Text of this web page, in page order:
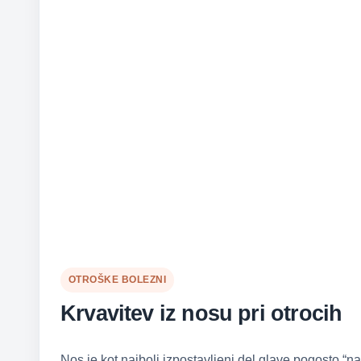
OTROŠKE BOLEZNI
Krvavitev iz nosu pri otrocih